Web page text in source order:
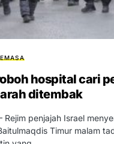
hospital cari
ditembak
Rejim penjajah Israel
Timur malam